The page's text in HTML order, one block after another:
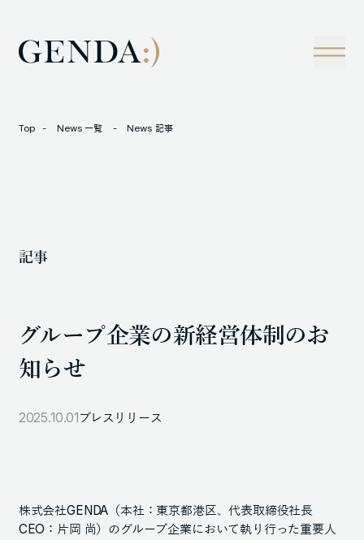
経営理念
インタビュー
トラックレコード
LOCATION
東京都港区東新橋1-9-1 東京汐留ビルディング6階
NOTE (GENDA_JP)
X (@GENDA_JP)
Top News 一覧 News 記事
記事
グループ企業の新経営体制のお
知らせ
2025.10.01プレスリリース
株式会社GENDA（本社：東京都港区、代表取締役社長
CEO：片岡 尚）のグループ企業において執り行った重要人